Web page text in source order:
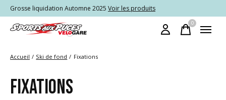
Grosse liquidation Automne 2025 Voir les produits
0items
Accueil / Ski de fond / Fixations
FIXATIONS